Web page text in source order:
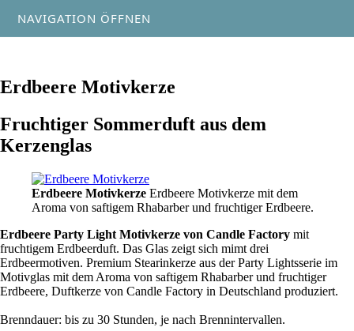
NAVIGATION ÖFFNEN
Erdbeere Motivkerze
Fruchtiger Sommerduft aus dem
Kerzenglas
Erdbeere Motivkerze Erdbeere Motivkerze mit dem
Aroma von saftigem Rhabarber und fruchtiger Erdbeere.
Erdbeere Party Light Motivkerze von Candle Factory mit
fruchtigem Erdbeerduft. Das Glas zeigt sich mimt drei
Erdbeermotiven. Premium Stearinkerze aus der Party Lightsserie im
Motivglas mit dem Aroma von saftigem Rhabarber und fruchtiger
Erdbeere, Duftkerze von Candle Factory in Deutschland produziert.
Brenndauer: bis zu 30 Stunden, je nach Brennintervallen.